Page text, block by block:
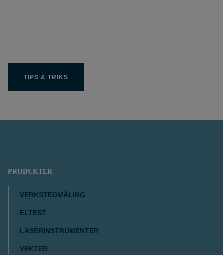
TIPS & TRIKS
PRODUKTER
VERKSTEDMÅLING
ELTEST
LASERINSTRUMENTER
VEKTER